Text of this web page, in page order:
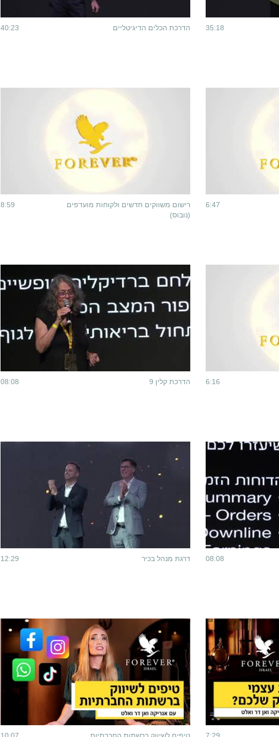
35:18
40:23 הדרכת הכלים הדיגיטליים
6:47
8:59
רישום משווקים חדשים ולקוחות מועדפים
(נובוס)
6:16
08:08 הדרכת קלין 9
08:08
12:29 דרגת מנהל בכיר